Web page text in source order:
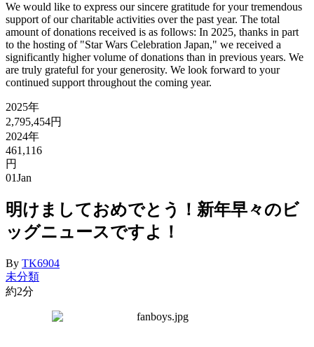
We would like to express our sincere gratitude for your tremendous
support of our charitable activities over the past year. The total
amount of donations received is as follows: In 2025, thanks in part
to the hosting of "Star Wars Celebration Japan," we received a
significantly higher volume of donations than in previous years. We
are truly grateful for your generosity. We look forward to your
continued support throughout the coming year.
2025年
2,795,454円
2024年
461,116
円
01Jan
明けましておめでとう！新年早々のビ
ッグニュースですよ！
By TK6904
未分類
約2分